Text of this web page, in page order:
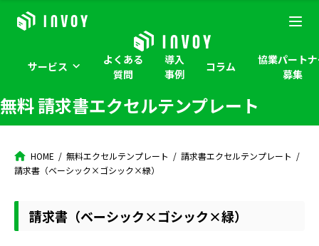
サービス
よくある
質問
導入
事例
コラム
協業パート
募集
無料 請求書エクセルテンプレート
HOME 無料エクセルテンプレート
請求書エクセルテンプレート
請求書（ベーシック×ゴシック×緑）
請求書（ベーシック×ゴシック×緑）